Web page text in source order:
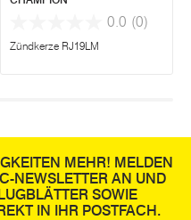
0.0 (0)
Zündkerze RJ19LM
MEHR! MELDEN
NEWSLETTER AN UND
SOWIE
IN IHR POSTFACH.